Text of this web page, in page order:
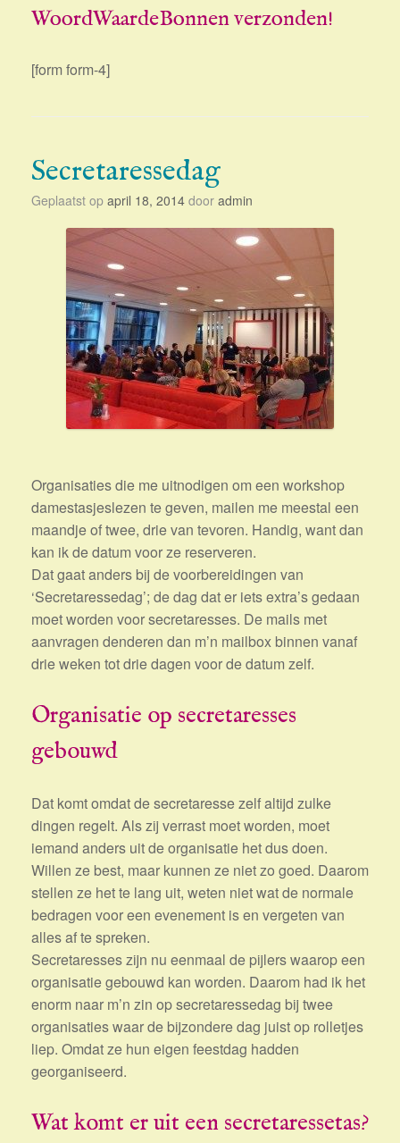
WoordWaardeBonnen verzonden!
[form form-4]
Secretaressedag
Geplaatst op april 18, 2014 door admin
Organisaties die me uitnodigen om een workshop
damestasjeslezen te geven, mailen me meestal een
maandje of twee, drie van tevoren. Handig, want dan
kan ik de datum voor ze reserveren.
Dat gaat anders bij de voorbereidingen van
‘Secretaressedag’; de dag dat er iets extra’s gedaan
moet worden voor secretaresses. De mails met
aanvragen denderen dan m’n mailbox binnen vanaf
drie weken tot drie dagen voor de datum zelf.
Organisatie op secretaresses
gebouwd
Dat komt omdat de secretaresse zelf altijd zulke
dingen regelt. Als zij verrast moet worden, moet
iemand anders uit de organisatie het dus doen.
Willen ze best, maar kunnen ze niet zo goed. Daarom
stellen ze het te lang uit, weten niet wat de normale
bedragen voor een evenement is en vergeten van
alles af te spreken.
Secretaresses zijn nu eenmaal de pijlers waarop een
organisatie gebouwd kan worden. Daarom had ik het
enorm naar m’n zin op secretaressedag bij twee
organisaties waar de bijzondere dag juist op rolletjes
liep. Omdat ze hun eigen feestdag hadden
georganiseerd.
Wat komt er uit een secretaressetas?